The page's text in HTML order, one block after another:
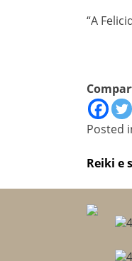
“A
Posted
de
Post
Reiki e